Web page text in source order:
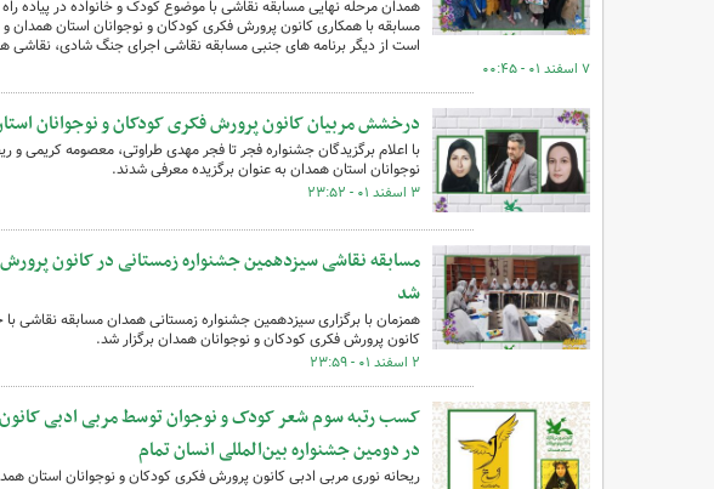
مسابقه با همکاری کانون‌ پرورش فکری کودکان و نوجوانان استان همدان
است از دیگر برنامه های جنبی مسابقه نقاشی اجرای جنگ شادی، نقاشی
۷ اسفند ۰۱ - ۰۰:۴۵
درخشش مربیان کانون پرورش فکری کودکان و نوجوانان
با اعلام برگزیدگان جشنواره فجر تا فجر مهدی طراوتی، معصومه کریمی و
نوجوانان استان همدان به عنوان برگزیده معرفی شدند.
۳ اسفند ۰۱ - ۲۳:۵۲
مسابقه نقاشی سیزدهمین جشنواره زمستانی در کانون
شد
همزمان با برگزاری سیزدهمین جشنواره زمستانی همدان مسابقه نقاشی
کانون‌ پرورش فکری کودکان و نوجوانان همدان برگزار شد.
۲ اسفند ۰۱ - ۲۳:۵۹
کسب رتبه سوم شعر کودک و نوجوان توسط مربی ادبی
در دومین جشنواره بین‌المللی انسان تمام
ریحانه نوری مربی ادبی کانون پرورش فکری کودکان و نوجوانان استان